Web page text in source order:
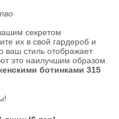
секретом
их в свой гардероб и
ваш стиль отображает
это наилучшим образом.
ботинками 315